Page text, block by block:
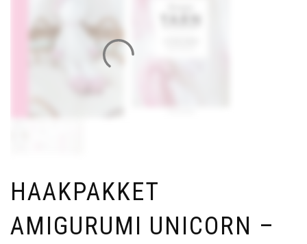
HAAKPAKKET
AMIGURUMI UNICORN –